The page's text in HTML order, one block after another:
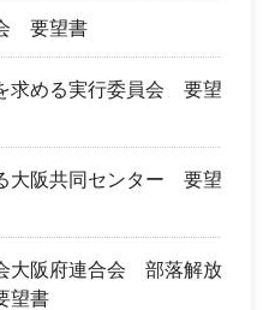
要望書
求める実行委員会 要望
大阪共同センター 要望
大阪府連合会 部落解放
望書